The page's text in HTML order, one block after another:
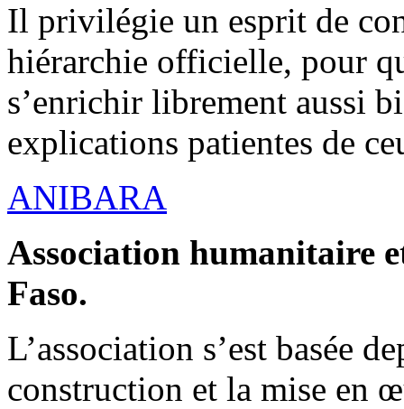
Il privilégie un esprit de
hiérarchie officielle, pour
s’enrichir librement aussi
explications patientes de
ANIBARA
Association humanitaire
Faso.
L’association s’est basée
construction et la mise en